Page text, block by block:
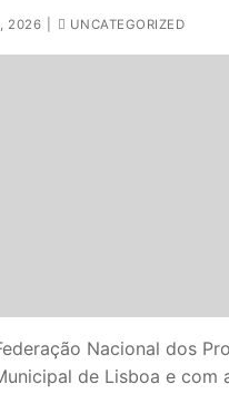
2026 UNCATEGORIZED
Nacional dos
de Lisboa e